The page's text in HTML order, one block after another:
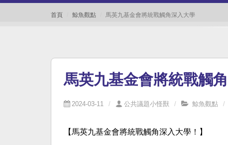
首頁 鯨魚觀點 馬英九基金會將統戰觸角深入大學
馬英九基金會將統戰觸
2024-03-11 公共議題小怪獸 鯨魚觀點
【馬英九基金會將統戰觸角深入大學！】